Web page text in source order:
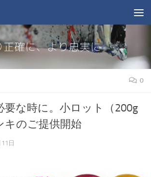
ップ
0
要な時に。小ロット（200g
キのご提供開始
日